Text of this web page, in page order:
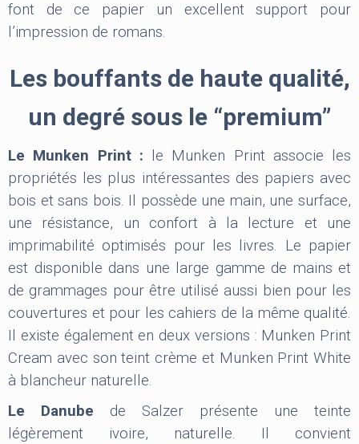
font de ce papier un excellent support pour
l’impression de romans.
Les bouffants de haute qualité,
un degré sous le “premium”
Le Munken Print : le Munken Print associe les
propriétés les plus intéressantes des papiers avec
bois et sans bois. Il possède une main, une surface,
une résistance, un confort à la lecture et une
imprimabilité optimisés pour les livres. Le papier
est disponible dans une large gamme de mains et
de grammages pour être utilisé aussi bien pour les
couvertures et pour les cahiers de la même qualité.
Il existe également en deux versions : Munken Print
Cream avec son teint crème et Munken Print White
à blancheur naturelle.
Le Danube de Salzer présente une teinte
légèrement ivoire, naturelle. Il convient